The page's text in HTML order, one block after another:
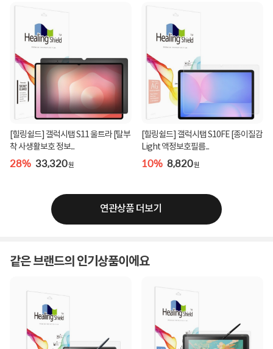
[힐링쉴드] 갤럭시탭 S11 울트라 [탈부
착 사생활보호 정보...
28% 33,320원
[힐링쉴드] 갤럭시탭 S10FE [종이질감
Light 액정보호필름...
10% 8,820원
연관상품 더보기
같은 브랜드의 인기상품이에요